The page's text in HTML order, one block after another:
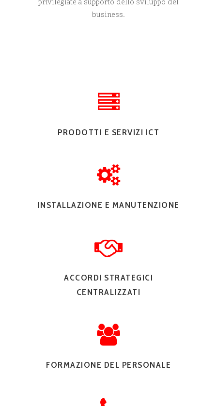
privilegiate a supporto dello sviluppo del
business.
PRODOTTI E SERVIZI ICT
INSTALLAZIONE E MANUTENZIONE
ACCORDI STRATEGICI
CENTRALIZZATI
FORMAZIONE DEL PERSONALE